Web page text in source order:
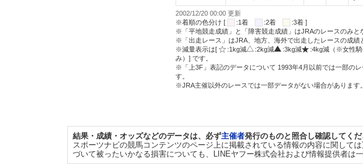
2002/12/20 00:00 更新
※着順の色分け [
:1着 :2着
:3着 ]
※「平地競走成績」と「障害競走成績」はJRAのレースのみと
※「出走レース」はJRA、地方、海外で出走したレースの成績
※減量表示は[
:1kg減 :2kg減 :3kg減 :4kg減（※女性騎
み）] です。
※「上3F」表記のデータについて 1993年4月以前では一部の
す。
※JRA主催以外のレースでは一部データがない場合があります。
結果・成績・オッズなどのデータは、必ず主催者発行のものと照合し確認してくだ
スポーツナビの競馬コンテンツのページ上に掲載されている情報の内容に関して
づいて被ったいかなる損害についても、LINEヤフー株式会社および情報提供者は